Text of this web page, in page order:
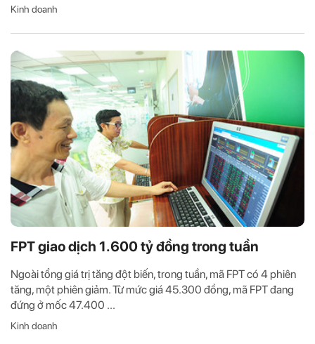
Kinh doanh
FPT giao dịch 1.600 tỷ đồng trong tuần
Ngoài tổng giá trị tăng đột biến, trong tuần, mã FPT có 4 phiên
tăng, một phiên giảm. Từ mức giá 45.300 đồng, mã FPT đang
đứng ở mốc 47.400 ...
Kinh doanh